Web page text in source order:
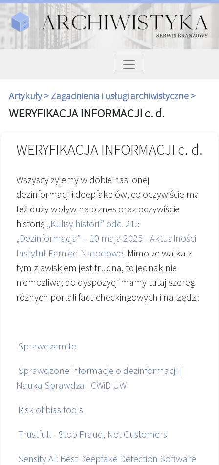
Artykuły > Zagadnienia i usługi archiwistyczne >
WERYFIKACJA INFORMACJI c. d.
WERYFIKACJA INFORMACJI c. d.
Wszyscy żyjemy w dobie nasilonej
dezinformacji i deepfake'ów, co oczywiście ma
też duży wpływ na biznes oraz oczywiście
historię „Kulisy historii” odc. 215
„Dezinformacja” – 10 maja 2025 - Aktualności
Instytut Pamięci Narodowej Mimo że walka z
tym zjawiskiem jest trudna, to jednak nie
niemożliwa; do dyspozycji mamy tutaj szereg
różnych portali fact-checkingowych i narzędzi:
Sprawdzam to
Sprawdzone informacje o dezinformacji |
Nauka Sprawdza | CWiD UW
Risk of bias tools
Trustfull - Stop Fraud, Not Customers
Sensity AI: Best Deepfake Detection Software